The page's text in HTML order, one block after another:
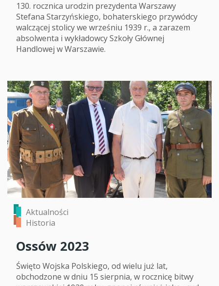
130. rocznica urodzin prezydenta Warszawy
Stefana Starzyńskiego, bohaterskiego przywódcy
walczącej stolicy we wrześniu 1939 r., a zarazem
absolwenta i wykładowcy Szkoły Głównej
Handlowej w Warszawie.
Aktualności
Historia
Ossów 2023
Święto Wojska Polskiego, od wielu już lat,
obchodzone w dniu 15 sierpnia, w rocznicę bitwy